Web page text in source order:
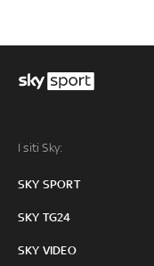
I siti Sky:
SKY SPORT
SKY TG24
SKY VIDEO